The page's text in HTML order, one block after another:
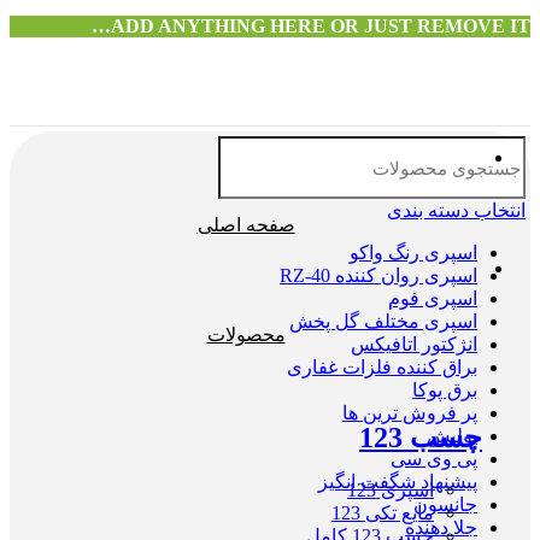
ADD ANYTHING HERE OR JUST REMOVE IT…
انتخاب دسته بندی
اسپری رنگ واکو
اسپری روان کننده RZ-40
اسپری فوم
اسپری مختلف گل پخش
انژکتور اتافیکس
براق کننده فلزات غفاری
برق پوکا
پر فروش ترین ها
پولیش
پی وی سی
پیشنهاد شگفت انگیز
جانسون
جلا دهنده
صفحه اصلی
محصولات
چسب 123
اسپری 123
مایع تکی 123
چسب 123 کامل